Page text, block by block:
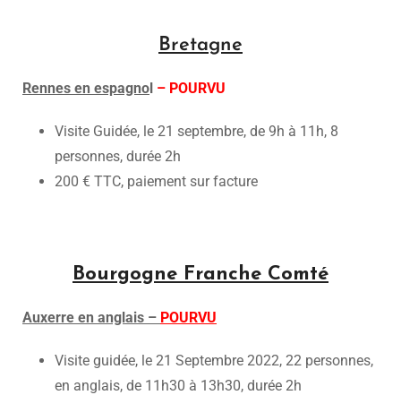
Bretagne
Rennes en espagnol – POURVU
Visite Guidée, le 21 septembre, de 9h à 11h, 8
personnes, durée 2h
200 € TTC, paiement sur facture
Bourgogne Franche Comté
Auxerre en anglais – POURVU
Visite guidée, le 21 Septembre 2022, 22 personnes,
en anglais, de 11h30 à 13h30, durée 2h